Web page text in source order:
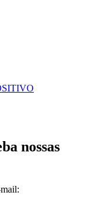
nossas